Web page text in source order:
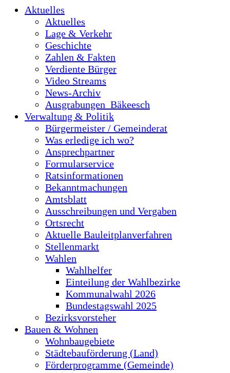
Aktuelles
Aktuelles
Lage & Verkehr
Geschichte
Zahlen & Fakten
Verdiente Bürger
Video Streams
News-Archiv
Ausgrabungen_Bäkeesch
Verwaltung & Politik
Bürgermeister / Gemeinderat
Was erledige ich wo?
Ansprechpartner
Formularservice
Ratsinformationen
Bekanntmachungen
Amtsblatt
Ausschreibungen und Vergaben
Ortsrecht
Aktuelle Bauleitplanverfahren
Stellenmarkt
Wahlen
Wahlhelfer
Einteilung der Wahlbezirke
Kommunalwahl 2026
Bundestagswahl 2025
Bezirksvorsteher
Bauen & Wohnen
Wohnbaugebiete
Städtebauförderung (Land)
Förderprogramme (Gemeinde)